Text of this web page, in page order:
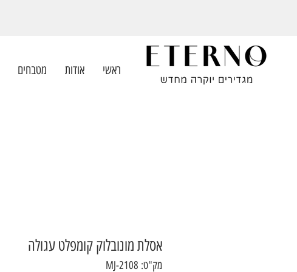
ראשי אודות מטבחים
אסלת מונובלוק קומפלט עגולה
מק"ט: MJ-2108